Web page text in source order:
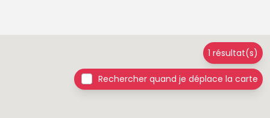
1 résultat(s)
Rechercher quand je déplace la carte